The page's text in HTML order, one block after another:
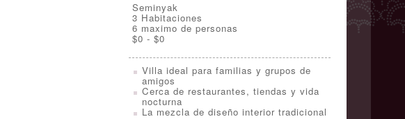
Seminyak
3 Habitaciones
6 maximo de personas
$0 - $0
Villa ideal para familias y grupos de
amigos
Cerca de restaurantes, tiendas y vida
nocturna
La mezcla de diseño interior tradicional